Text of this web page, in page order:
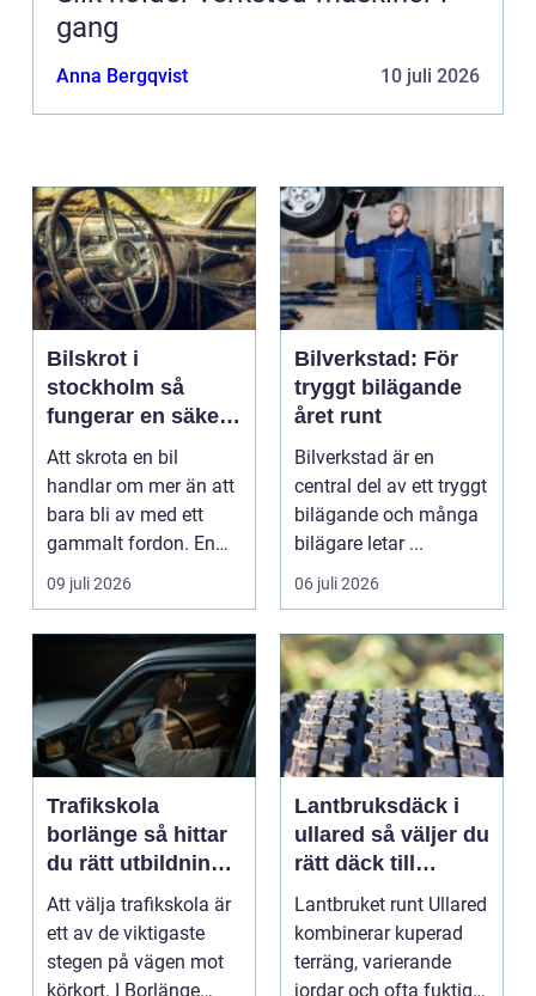
gang
Anna Bergqvist 10 juli 2026
Bilskrot i
stockholm så
fungerar en säker
och miljövänlig
skrotning
Att skrota en bil
handlar om mer än att
bara bli av med ett
gammalt fordon. En
genomtänkt skrotning
09 juli 2026
Bilverkstad: För
tryggt bilägande
året runt
Bilverkstad är en
central del av ett tryggt
bilägande och många
bilägare letar ...
06 juli 2026
Trafikskola
borlänge så hittar
du rätt utbildning
till körkortet
Att välja trafikskola är
ett av de viktigaste
stegen på vägen mot
körkort. I Borlänge
Lantbruksdäck i
ullared så väljer du
rätt däck till
gårdens maskiner
Lantbruket runt Ullared
kombinerar kuperad
terräng, varierande
jordar och ofta fuktigt